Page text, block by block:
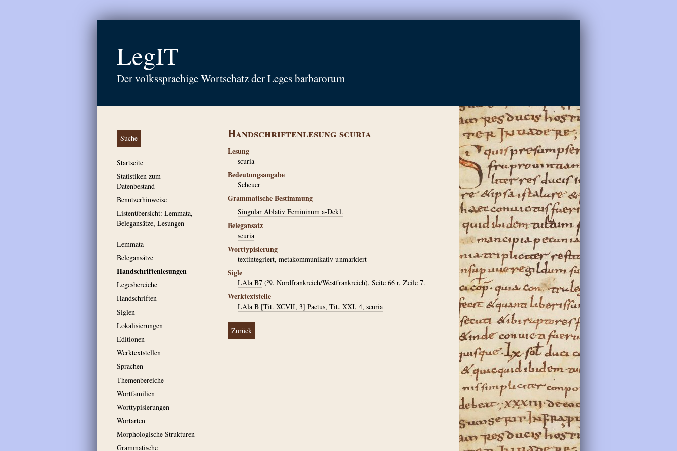
LegIT
Der volkssprachige Wortschatz der Leges barbarorum
Suche
Startseite
Statistiken zum
Datenbestand
Benutzerhinweise
Listenübersicht: Lemmata,
Belegansätze, Lesungen
Lemmata
Belegansätze
Handschriftenlesungen
Legesbereiche
Handschriften
Siglen
Lokalisierungen
Editionen
Werktextstellen
Sprachen
Themenbereiche
Wortfamilien
Worttypisierungen
Wortarten
Morphologische Strukturen
Grammatische
Handschriftenlesung scuria
Lesung
scuria
Bedeutungsangabe
Scheuer
Grammatische Bestimmung
Singular Ablativ Femininum a-Dekl.
Belegansatz
scuria
Worttypisierung
textintegriert, metakommunikativ unmarkiert
Sigle
LAla B7 (²9. Nordfrankreich/Westfrankreich), Seite 66 r, Zeile 7.
Werktextstelle
LAla B [Tit. XCVII, 3] Pactus, Tit. XXI, 4, scuria
Zurück